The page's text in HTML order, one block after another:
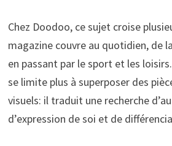
Chez Doodoo, ce sujet croise
magazine couvre au quotidien, de
en passant par le sport et les
se limite plus à superposer des
visuels: il traduit une recherche
d’expression de soi et de